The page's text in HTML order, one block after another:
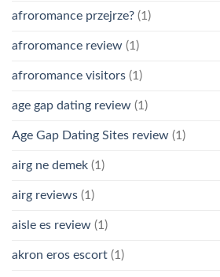
afroromance przejrze? (1)
afroromance review (1)
afroromance visitors (1)
age gap dating review (1)
Age Gap Dating Sites review (1)
airg ne demek (1)
airg reviews (1)
aisle es review (1)
akron eros escort (1)